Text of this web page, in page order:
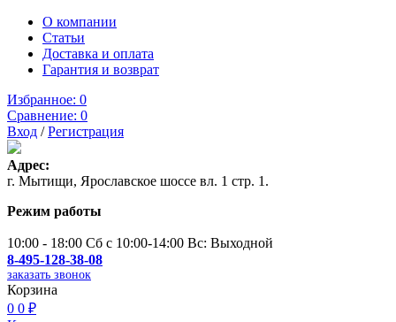
О компании
Статьи
Доставка и оплата
Гарантия и возврат
Избранное: 0
Сравнение: 0
Вход /Регистрация
Адрес:
г. Мытищи, Ярославское шоссе вл. 1 стр. 1.
Режим работы
10:00 - 18:00 Сб с 10:00-14:00 Вс: Выходной
8-495-128-38-08
заказать звонок
Корзина
0 0 ₽